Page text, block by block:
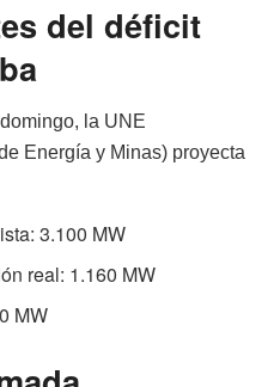
del déficit
la UNE
Energía y Minas) proyecta
3.100 MW
real: 1.160 MW
MW